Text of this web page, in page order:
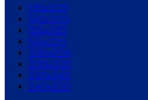
135x200
140x200
155x200
155x220
200x200
200x220
220x240
240x220